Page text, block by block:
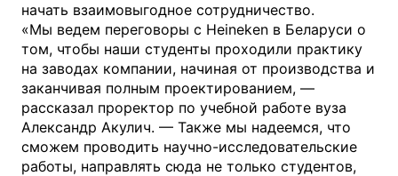
начать взаимовыгодное сотрудничество.
«Мы ведем переговоры с Heineken в Беларуси о
том, чтобы наши студенты проходили практику
на заводах компании, начиная от производства и
заканчивая полным проектированием, —
рассказал проректор по учебной работе вуза
Александр Акулич. — Также мы надеемся, что
сможем проводить научно-исследовательские
работы, направлять сюда не только студентов,